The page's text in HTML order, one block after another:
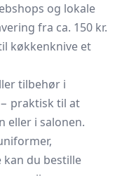
og lokale
fra ca. 150 kr.
køkkenknive et
tilbehør i
praktisk til at
eller i salonen.
du bestille